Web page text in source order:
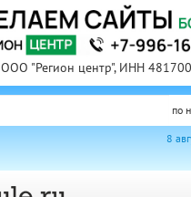
ООО "Регион центр", ИНН
по
8